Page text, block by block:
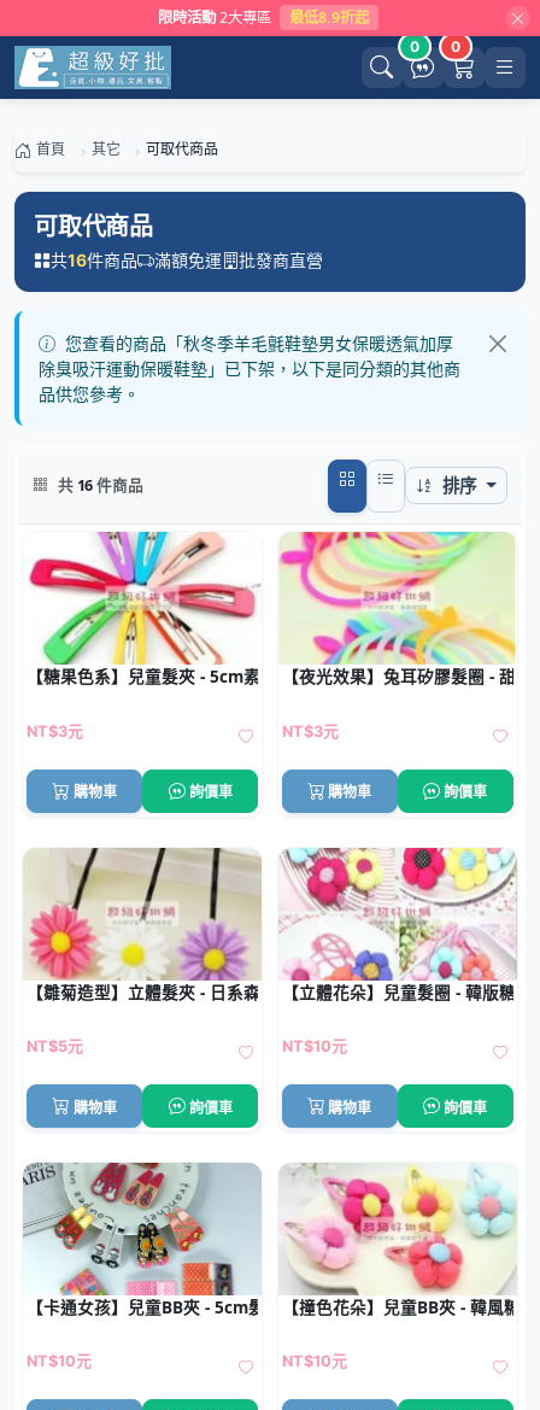
限時活動 2大專區 最低8.9折起
0 0
首頁 其它 可取代商品
可取代商品
共16件商品 滿額免運 批發商直營
您查看的商品「秋冬季羊毛氈鞋墊男女保暖透氣加厚
除臭吸汗運動保暖鞋墊」已下架，以下是同分類的其他商
品供您參考。
共 16件商品 排序
【糖果色系】兒童髮夾 - 5cm素色BB夾
NT$3元
購物車 詢價車
【夜光效果】兔耳矽膠髮圈 - 甜
NT$3元
購物車 詢價車
【雛菊造型】立體髮夾 - 日系森林風髮飾
NT$5元
購物車 詢價車
【立體花朵】兒童髮圈 - 韓版糖果
NT$10元
購物車 詢價車
【卡通女孩】兒童BB夾 - 5cm髮夾批發 (1對)
NT$10元
【撞色花朵】兒童BB夾 - 韓風糖
NT$10元